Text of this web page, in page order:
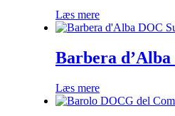
Læs mere
Barbera
Læs mere